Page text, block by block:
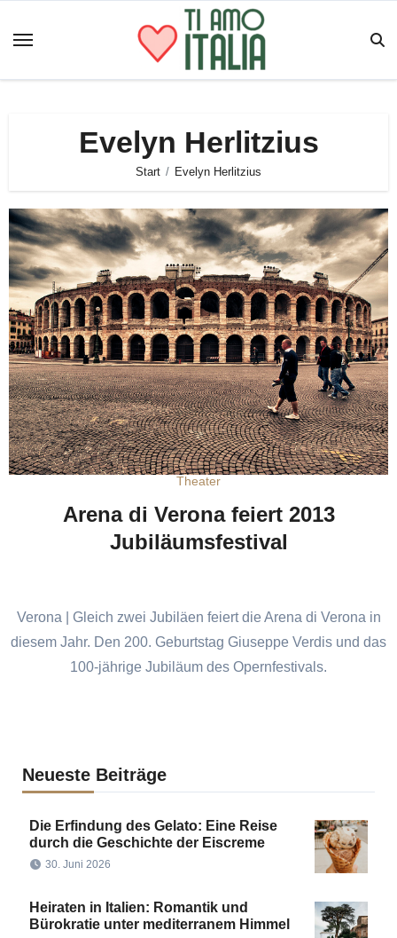
Inhalt
Evelyn Herlitzius
Start Evelyn Herlitzius
Theater
Arena di Verona feiert 2013
Jubiläumsfestival
Verona | Gleich zwei Jubiläen feiert die Arena di Verona in
diesem Jahr. Den 200. Geburtstag Giuseppe Verdis und das
100-jährige Jubiläum des Opernfestivals.
Neueste Beiträge
Die Erfindung des Gelato: Eine Reise
durch die Geschichte der Eiscreme
30. Juni 2026
Heiraten in Italien: Romantik und
Bürokratie unter mediterranem Himmel